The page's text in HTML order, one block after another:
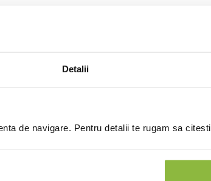
Detalii
de navigare. Pentru detalii te rugam sa citesti